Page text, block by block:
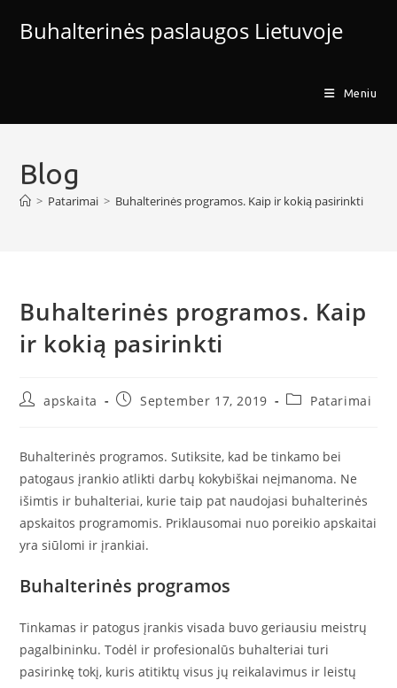
Buhalterinės paslaugos Lietuvoje
Meniu
Blog
> Patarimai > Buhalterinės programos. Kaip ir kokią pasirinkti
Buhalterinės programos. Kaip
ir kokią pasirinkti
Postapskaita
PostSeptember 17, 2019
PostPatarimai
Buhalterinės programos. Sutiksite, kad be tinkamo bei
patogaus įrankio atlikti darbų kokybiškai neįmanoma. Ne
išimtis ir buhalteriai, kurie taip pat naudojasi buhalterinės
apskaitos programomis. Priklausomai nuo poreikio apskaitai
yra siūlomi ir įrankiai.
Buhalterinės programos
Tinkamas ir patogus įrankis visada buvo geriausiu meistrų
pagalbininku. Todėl ir profesionalūs buhalteriai turi
pasirinkę tokį, kuris atitiktų visus jų reikalavimus ir leistų